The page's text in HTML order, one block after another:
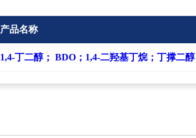
产品名称
1,4-丁二醇； BDO；1,4-二羟基丁烷；丁撑二醇